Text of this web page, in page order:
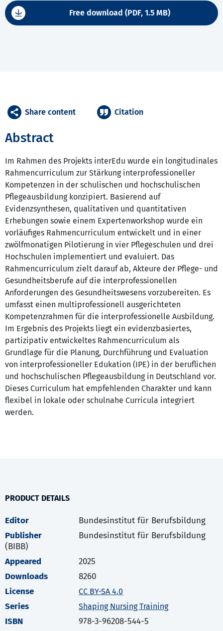
Free download (PDF, 1.5 MB)
Abstract
Im Rahmen des Projekts interEdu wurde ein longitudinales
Rahmencurriculum zur Stärkung interprofessioneller
Kompetenzen in der schulischen und hochschulischen
Pflegeausbildung konzipiert. Basierend auf
Evidenzsynthesen, qualitativen und quantitativen
Erhebungen sowie einem Expertenworkshop wurde ein
vorläufiges Rahmencurriculum entwickelt und in einer
zwölfmonatigen Pilotierung in vier Pflegeschulen und drei
Hochschulen implementiert und evaluiert. Das
Rahmencurriculum zielt darauf ab, Akteure der Pflege- und
Gesundheitsberufe auf die interprofessionellen
Anforderungen des Gesundheitswesens vorzubereiten. Es
umfasst einen multiprofessionell ausgerichteten
Kompetenzrahmen für die interprofessionelle Ausbildung.
Im Ergebnis des Projekts liegt ein evidenzbasiertes,
partizipativ entwickeltes Rahmencurriculum als
Grundlage für die Planung, Durchführung und Evaluation
von interprofessioneller Edukation (IPE) in der beruflichen
und hochschulischen Pflegeausbildung in Deutschland vor.
Dieses Curriculum hat empfehlenden Charakter und kann
flexibel in lokale oder schulnahe Curricula integriert
werden.
Share content Citation
PRODUCT DETAILS
Editor
Bundesinstitut für Berufsbildung
Publisher
Bundesinstitut für Berufsbildung
(BIBB)
Appeared
2025
Downloads
8260
License
CC BY-SA 4.0
Series Shaping Nursing Training
ISBN 978-3-96208-544-5